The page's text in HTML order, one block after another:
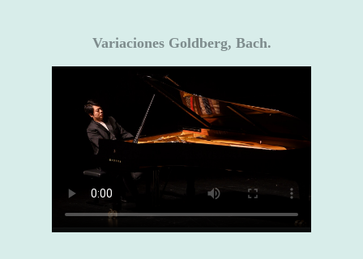
Variaciones Goldberg, Bach.